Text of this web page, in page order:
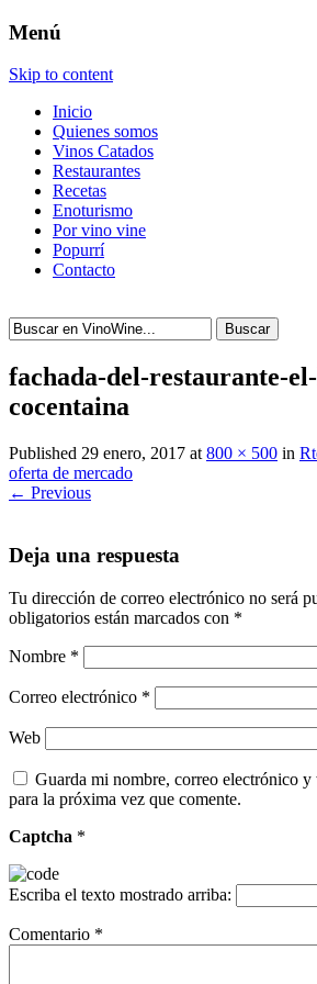
Menú
Skip to content
Inicio
Quienes somos
Vinos Catados
Restaurantes
Recetas
Enoturismo
Por vino vine
Popurrí
Contacto
Buscar
fachada-del-restaurante-
cocentaina
Published 29 enero, 2017 at 800 × 500 in
oferta de mercado
← Previous
Deja una respuesta
Tu dirección de correo electrónico no será
obligatorios están marcados con *
Nombre *
Correo electrónico *
Web
Guarda mi nombre, correo electrónico y
para la próxima vez que comente.
Captcha *
Escriba el texto mostrado arriba:
Comentario *